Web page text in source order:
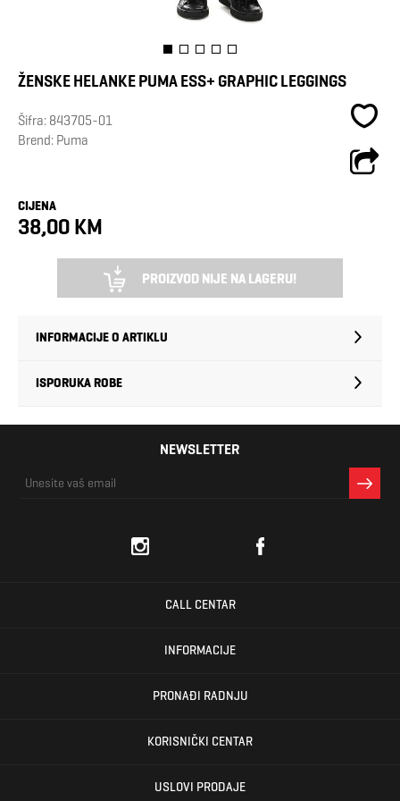
ŽENSKE HELANKE PUMA ESS+ GRAPHIC LEGGINGS
Šifra: 843705-01
Brend: Puma
CIJENA
38,00 KM
PROIZVOD NIJE NA LAGERU!
INFORMACIJE O ARTIKLU
ISPORUKA ROBE
NEWSLETTER
CALL CENTAR
INFORMACIJE
PRONAĐI RADNJU
KORISNIČKI CENTAR
USLOVI PRODAJE